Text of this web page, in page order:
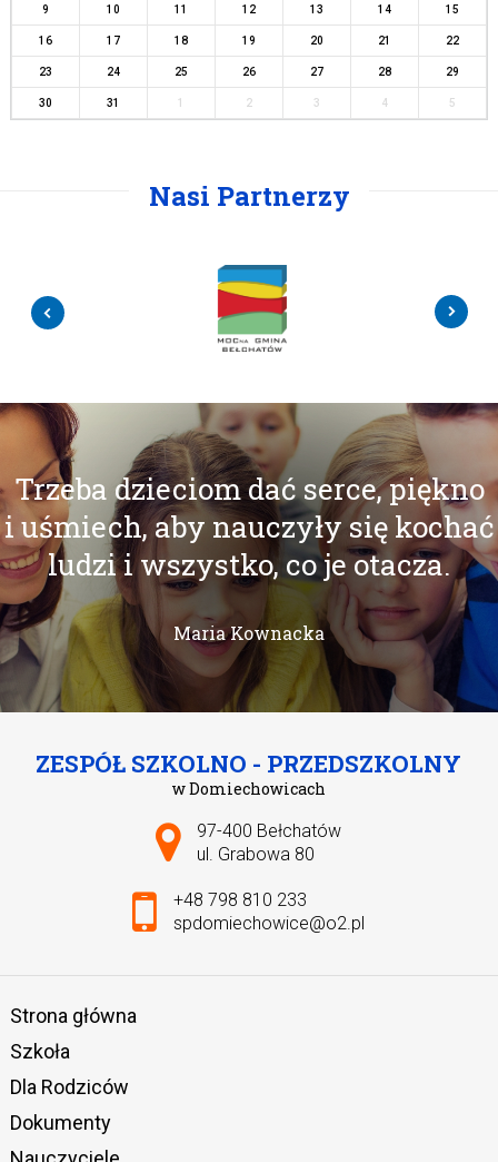
9 10 11 12 13 14 15
16 17 18 19 20 21 22
23 24 25 26 27 28 29
30 31 2 3 4 5
Nasi Partnerzy
Trzeba dzieciom dać serce, piękno
i uśmiech, aby nauczyły się kochać
ludzi i wszystko, co je otacza.
Maria Kownacka
ZESPÓŁ SZKOLNO - PRZEDSZKOLNY
w Domiechowicach
Adres pocztowy:
97-400 Bełchatów
ul. Grabowa 80
+48 798 810 233
spdomiechowice@o2.pl
Strona główna
Szkoła
Dla Rodziców
Dokumenty